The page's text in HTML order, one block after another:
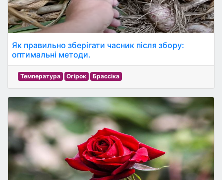
Як правильно зберігати часник після збору:
оптимальні методи.
Температура Огірок Брассіка